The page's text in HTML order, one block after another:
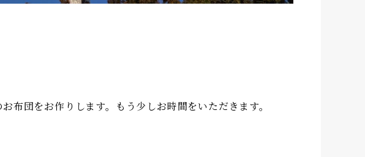
布団をお作りします。もう少しお時間をいただきます。